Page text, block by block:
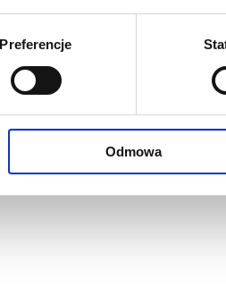
Preferencje
Odmowa